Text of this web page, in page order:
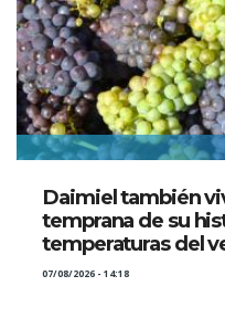
Daimiel también
temprana de su
temperaturas del
07/08/2026 - 14:18